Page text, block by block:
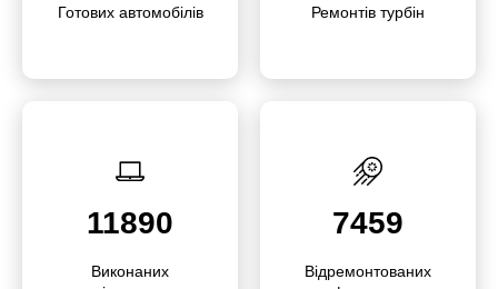
Готових автомо­білів Ремонтів турбін
11890
Викона­них
7459
Відре­мон­то­ваних